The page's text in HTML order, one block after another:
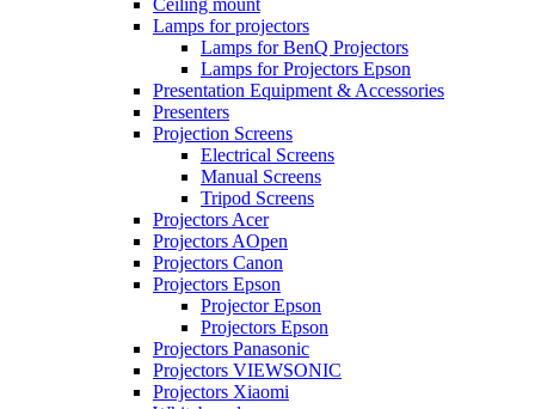
Ceiling mount
Lamps for projectors
Lamps for BenQ Projectors
Lamps for Projectors Epson
Presentation Equipment & Accessories
Presenters
Projection Screens
Electrical Screens
Manual Screens
Tripod Screens
Projectors Acer
Projectors AOpen
Projectors Canon
Projectors Epson
Projector Epson
Projectors Epson
Projectors Panasonic
Projectors VIEWSONIC
Projectors Xiaomi